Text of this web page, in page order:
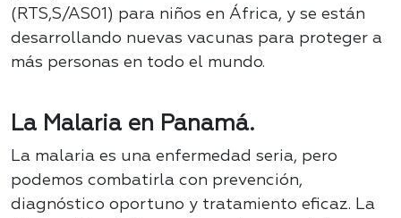
(RTS,S/AS01) para niños en África, y se están
desarrollando nuevas vacunas para proteger a
más personas en todo el mundo.
La Malaria en Panamá.
La malaria es una enfermedad seria, pero
podemos combatirla con prevención,
diagnóstico oportuno y tratamiento eficaz. La